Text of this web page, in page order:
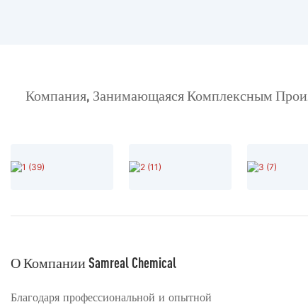
Компания, Занимающаяся Комплексным
О Компании Samreal Chemical
Благодаря профессиональной и опытной